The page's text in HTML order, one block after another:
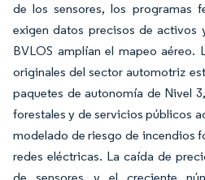
de los sensores, los programas
exigen datos precisos de activos
BVLOS amplían el mapeo aéreo.
originales del sector automotriz
paquetes de autonomía de Nivel
forestales y de servicios públicos
modelado de riesgo de incendios
redes eléctricas. La caída de